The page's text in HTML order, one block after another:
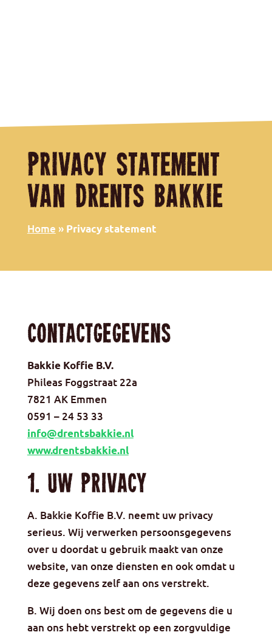
Privacy statement
van Drents Bakkie
Home » Privacy statement
Contactgegevens
Bakkie Koffie B.V.
Phileas Foggstraat 22a
7821 AK Emmen
0591 – 24 53 33
info@drentsbakkie.nl
www.drentsbakkie.nl
1. Uw privacy
A. Bakkie Koffie B.V. neemt uw privacy
serieus. Wij verwerken persoonsgegevens
over u doordat u gebruik maakt van onze
website, van onze diensten en ook omdat u
deze gegevens zelf aan ons verstrekt.
B. Wij doen ons best om de gegevens die u
aan ons hebt verstrekt op een zorgvuldige